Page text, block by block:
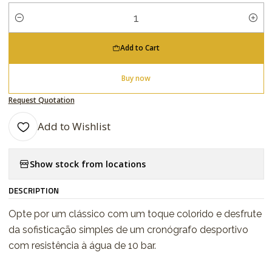
Quantity
Add to Cart
Buy now
Request Quotation
Add to Wishlist
Show stock from locations
DESCRIPTION
Opte por um clássico com um toque colorido e desfrute
da sofisticação simples de um cronógrafo desportivo
com resistência à água de 10 bar.